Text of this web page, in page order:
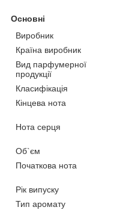
Основні
Виробник
Країна виробник
Вид парфумерної
продукції
Класифікація
Кінцева нота
Нота серця
Об`єм
Початкова нота
Рік випуску
Тип аромату